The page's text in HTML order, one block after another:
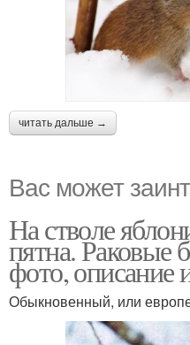
читать дальше →
Вас может
На стволе
пятна. Раковые
фото, описание
Обыкновенный, или